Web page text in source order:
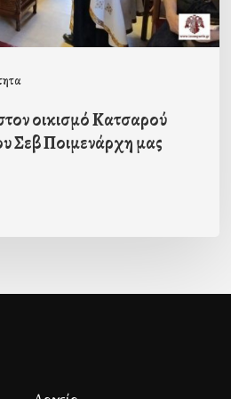
οικισμό Κατσαρού
Σεβ Ποιμενάρχη μας